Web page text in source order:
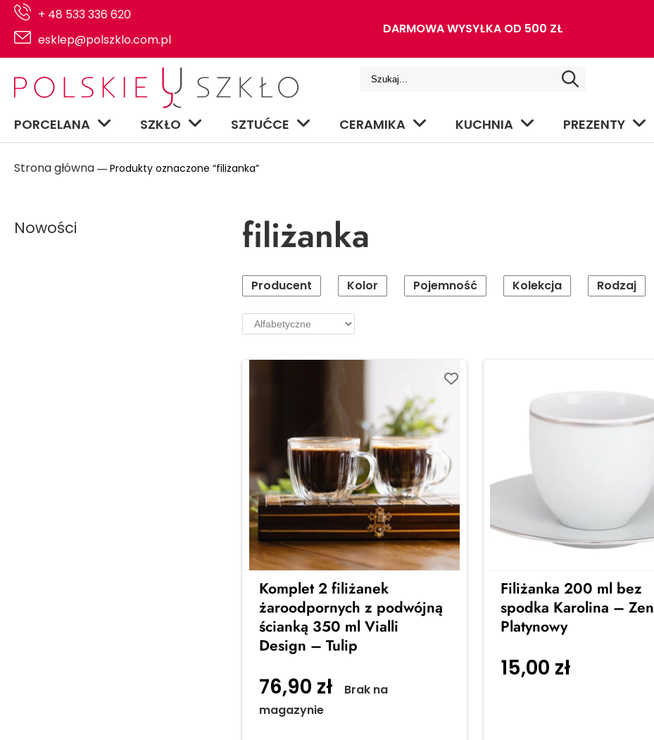
+ 48 533 336 620
esklep@polszklo.com.pl
DARMOWA WYSYŁKA OD 500 ZŁ
PORCELANA SZKŁO SZTUĆCE CERAMIKA KUCHNIA PREZENTY
Strona główna ― Produkty oznaczone “filiżanka”
Nowości filiżanka
Producent Kolor Pojemność Kolekcja Rodzaj
Komplet 2 filiżanek
żaroodpornych z podwójną
ścianką 350 ml Vialli
Design – Tulip
76,90 zł
Brak na
magazynie
Filiżanka 200 ml bez
spodka Karolina – Zen
Platynowy
15,00 zł